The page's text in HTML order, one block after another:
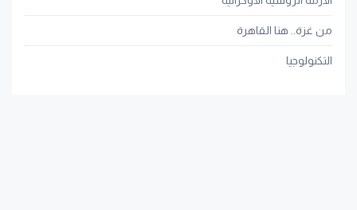
من غزة.. هنا القاهرة
التكنولوجيا